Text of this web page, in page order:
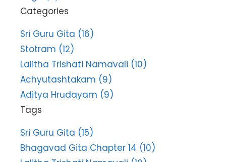
Categories
Sri Guru Gita (16)
Stotram (12)
Lalitha Trishati Namavali (10)
Achyutashtakam (9)
Aditya Hrudayam (9)
Tags
Sri Guru Gita (15)
Bhagavad Gita Chapter 14 (10)